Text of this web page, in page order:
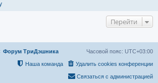
Перейти
Форум ТриДэшника Часовой пояс: UTC+03:00
Удалить cookies конференции
Наша команда
Связаться с администрацией